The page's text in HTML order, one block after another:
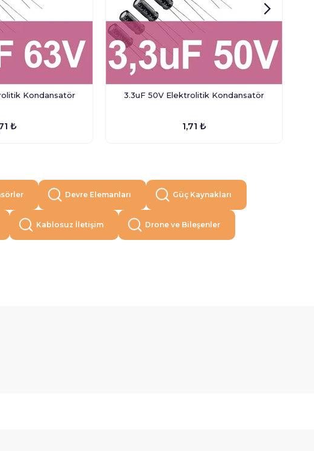
Kondansatör
₺
3.3uF 50V Elektrolitik Kondansatör
1,71 ₺
Devre Elemanları Güç Kaynakları
Kablosuz İletişim Drone ve Bileşenler